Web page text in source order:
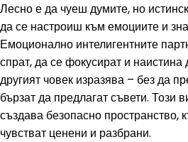
Лесно е да чуеш думите, но
да се настроиш към емоциите и
Емоционално интелигентните
спрат, да се фокусират и наистина
другият човек изразява – без да
бързат да предлагат съвети. Този
създава безопасно пространство,
чувстват ценени и разбрани.